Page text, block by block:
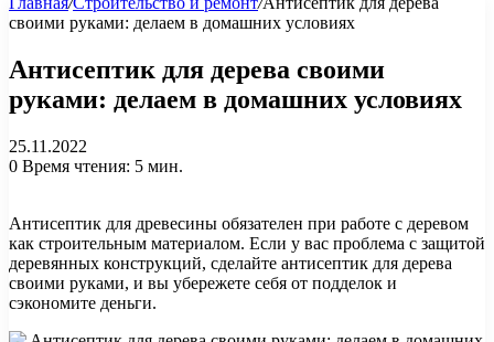
своими руками: делаем в домашних условиях
Антисептик для дерева своими
руками: делаем в домашних условиях
25.11.2022
0 Время чтения: 5 мин.
Антисептик для древесины обязателен при работе с деревом
как строительным материалом. Если у вас проблема с защитой
деревянных конструкций, сделайте антисептик для дерева
своими руками, и вы убережете себя от подделок и
сэкономите деньги.